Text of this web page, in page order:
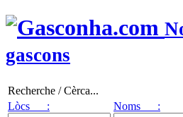
gascons
Recherche / Cèrca...
Lòcs :
Noms :